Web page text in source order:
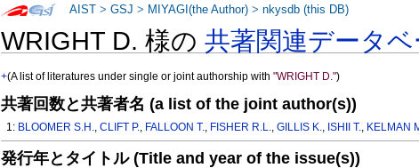
WRIGHT D. 様の共著関連データベ
+(A list of literatures under single or joint authorship with"WRIGHT D.")
共著回数と共著者名 (a list of the joint author(s))
1: BLOOMER S.H.,CLIFT P., FALLOON T., FISHER R.L.,GILLIS K., ISHII T., KELMAN
発行年とタイトル (Title and year of the issue(s))
AIST >GSJ > MIYAGI(the Author) >nkysdb (this DB)